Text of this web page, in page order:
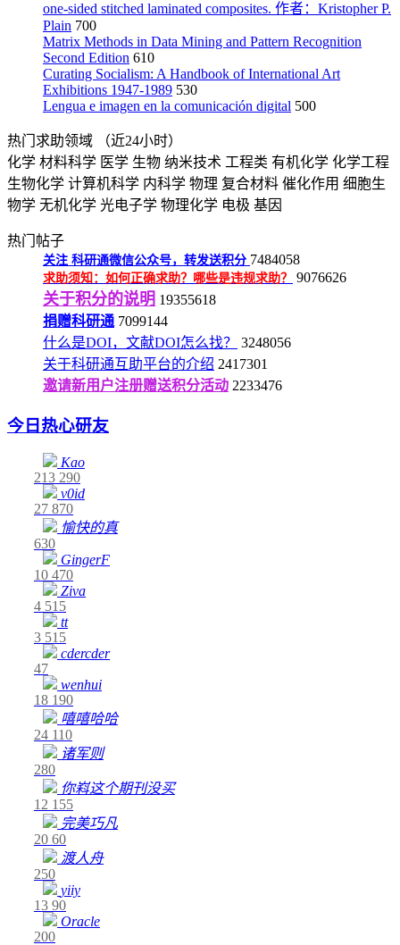
one-sided stitched laminated composites. 作者：Kristopher P.
Plain 700
Matrix Methods in Data Mining and Pattern Recognition
Second Edition 610
Curating Socialism: A Handbook of International Art
Exhibitions 1947-1989 530
Lengua e imagen en la comunicación digital 500
热门求助领域
（近24小时）
化学 材料科学 医学 生物 纳米技术 工程类 有机化学 化学工程
生物化学 计算机科学 内科学 物理 复合材料 催化作用 细胞生
物学 无机化学 光电子学 物理化学 电极 基因
热门帖子
关注 科研通微信公众号，转发送积分 7484058
求助须知：如何正确求助？哪些是违规求助？ 9076626
关于积分的说明 19355618
捐赠科研通 7099144
什么是DOI，文献DOI怎么找？
3248056
关于科研通互助平台的介绍 2417301
邀请新用户注册赠送积分活动 2233476
今日热心研友
Kao
213 290
v0id
27 870
愉快的真
630
GingerF
10 470
Ziva
4 515
tt
3 515
cdercder
47
wenhui
18 190
嘻嘻哈哈
24 110
诸军则
280
你嵙这个期刊没买
12 155
完美巧凡
20 60
渡人舟
250
yiiy
13 90
Oracle
200